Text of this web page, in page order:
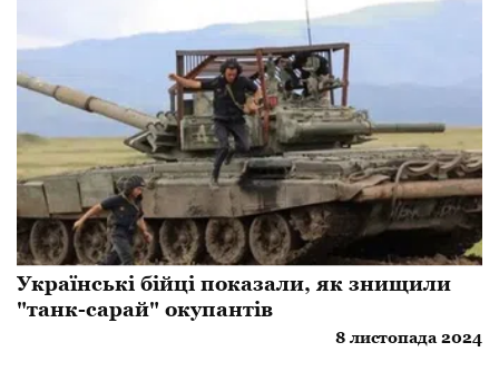
Українські бійці показали, як знищили
"танк-сарай" окупантів
8 листопада 2024